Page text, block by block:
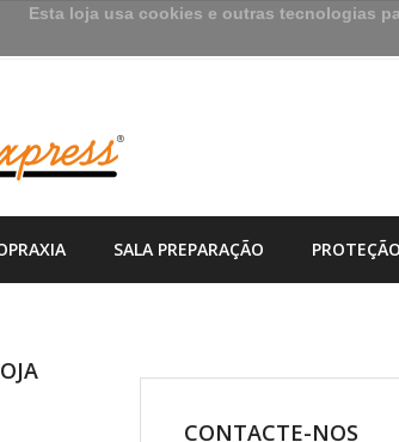
SALA PREPARAÇÃO PROTEÇÃO
CONTACTE-NOS
Esta loja usa cookies e outras tecnologias